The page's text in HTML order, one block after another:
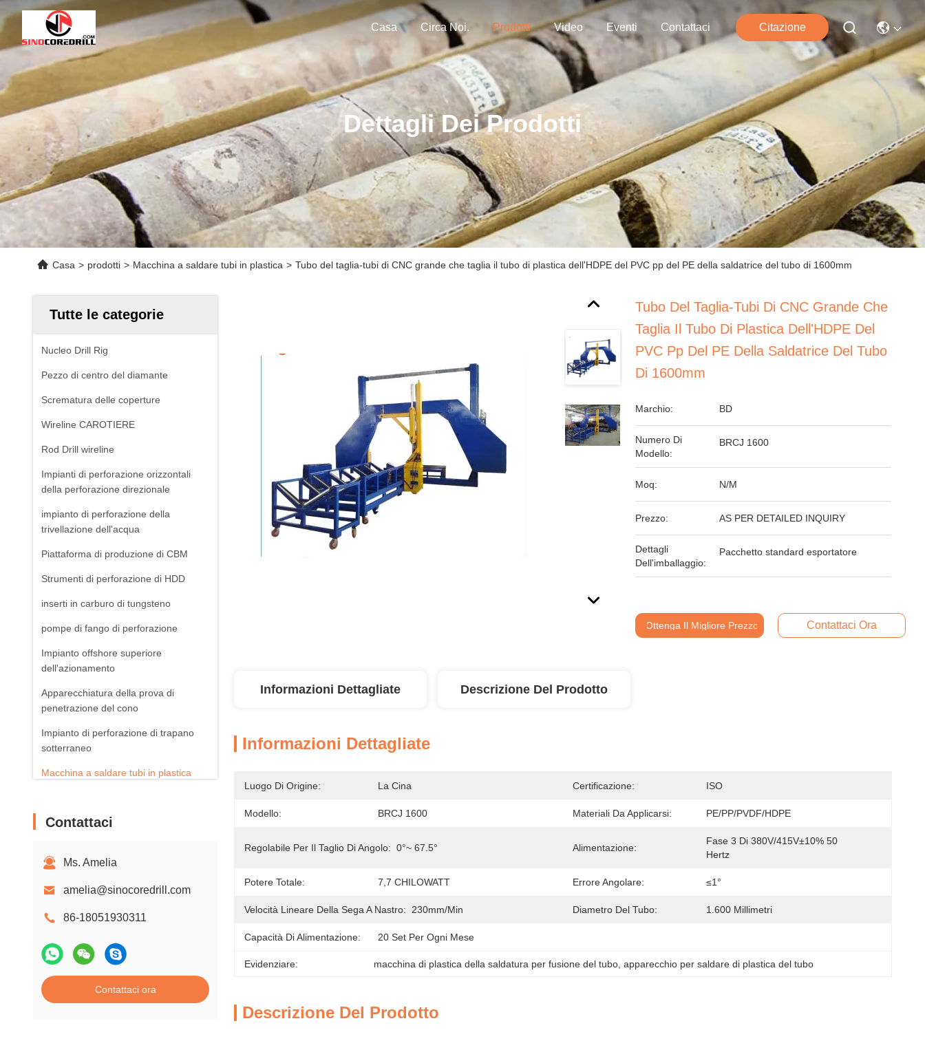
Casa Circa Noi. Prodotti Video Eventi Contattaci Citazione
Dettagli Dei Prodotti
Casa > prodotti > Macchina a saldare tubi in plastica > Tubo del taglia-tubi di CNC grande che taglia il tubo di plastica dell'HDPE del PVC pp del PE della saldatrice del tubo di 1600mm
Tutte le categorie
Nucleo Drill Rig
Pezzo di centro del diamante
Scrematura delle coperture
Wireline CAROTIERE
Rod Drill wireline
Impianti di perforazione orizzontali
della perforazione direzionale
impianto di perforazione della
trivellazione dell'acqua
Piattaforma di produzione di CBM
Strumenti di perforazione di HDD
inserti in carburo di tungsteno
pompe di fango di perforazione
Impianto offshore superiore
dell'azionamento
Apparecchiatura della prova di
penetrazione del cono
Impianto di perforazione di trapano
sotterraneo
Macchina a saldare tubi in plastica
Aeratori rotatori
Contattaci
Ms. Amelia
amelia@sinocoredrill.com
86-18051930311
Contattaci ora
Tubo Del Taglia-Tubi Di CNC Grande Che
Taglia Il Tubo Di Plastica Dell'HDPE Del
PVC Pp Del PE Della Saldatrice Del Tubo
Di 1600mm
Marchio: BD
Numero Di
Modello:
BRCJ 1600
Moq: N/M
Prezzo: AS PER DETAILED INQUIRY
Dettagli
Dell'imballaggio:
Pacchetto standard esportatore
Ottenga Il Migliore Prezzo Contattaci Ora
Informazioni Dettagliate Descrizione Del Prodotto
Informazioni Dettagliate
Luogo Di Origine: La Cina Certificazione: ISO
Modello: BRCJ 1600 Materiali Da Applicarsi: PE/PP/PVDF/HDPE
Regolabile Per Il Taglio Di Angolo: 0°~ 67.5° Alimentazione:
Fase 3 Di 380V/415V±10% 50
Hertz
Potere Totale: 7,7 CHILOWATT Errore Angolare: ≤1°
Velocità Lineare Della Sega A Nastro: 230mm/min Diametro Del Tubo: 1.600 Millimetri
Capacità Di Alimentazione: 20 Set Per Ogni Mese
Evidenziare: macchina di plastica della saldatura per fusione del tubo , apparecchio per saldare di plastica del tubo
Descrizione Del Prodotto